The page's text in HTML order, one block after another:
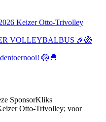
Keizer Otto-Trivolley
VOLLEYBALBUS 🎉🏐
🏐🐣
SponsorKliks
Otto-Trivolley; voor